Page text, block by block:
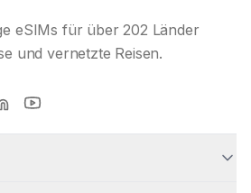
eSIMs für über 202 Länder
und vernetzte Reisen.